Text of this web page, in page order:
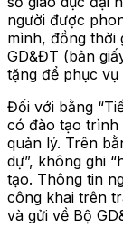
người được
mình, đồng thời
GD&ĐT (bản
tặng để phục vụ
Đối với bằng
có đào tạo trình
quản lý. Trên
dự”, không ghi
tạo. Thông tin
công khai trên
và gửi về Bộ